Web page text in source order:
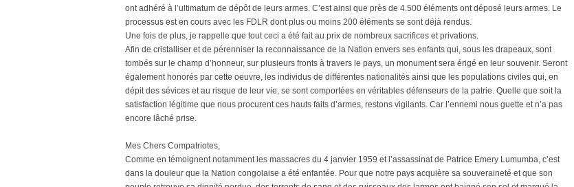
ont adhéré à l’ultimatum de dépôt de leurs armes. C’est ainsi que près de 4.500 éléments ont déposé leurs armes. Le
processus est en cours avec les FDLR dont plus ou moins 200 éléments se sont déjà rendus.
Une fois de plus, je rappelle que tout ceci a été fait au prix de nombreux sacrifices et privations.
Afin de cristalliser et de pérenniser la reconnaissance de la Nation envers ses enfants qui, sous les drapeaux, sont
tombés sur le champ d’honneur, sur plusieurs fronts à travers le pays, un monument sera érigé en leur souvenir. Seront
également honorés par cette oeuvre, les individus de différentes nationalités ainsi que les populations civiles qui, en
dépit des sévices et au risque de leur vie, se sont comportées en véritables défenseurs de la patrie. Quelle que soit la
satisfaction légitime que nous procurent ces hauts faits d’armes, restons vigilants. Car l’ennemi nous guette et n’a pas
encore lâché prise.
Mes Chers Compatriotes,
Comme en témoignent notamment les massacres du 4 janvier 1959 et l’assassinat de Patrice Emery Lumumba, c’est
dans la douleur que la Nation congolaise a été enfantée. Pour que notre pays acquière sa souveraineté et que son